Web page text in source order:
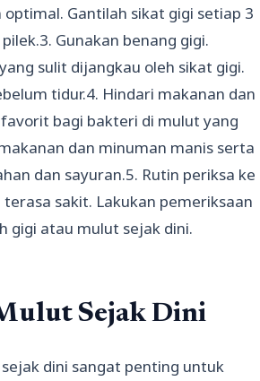
Gantilah sikat gigi setiap 3
Gunakan benang gigi.
sulit dijangkau oleh sikat gigi.
tidur.4. Hindari makanan dan
bagi bakteri di mulut yang
dan minuman manis serta
dan sayuran.5. Rutin periksa ke
sakit. Lakukan pemeriksaan
gigi atau mulut sejak dini.
Sejak Dini
dini sangat penting untuk